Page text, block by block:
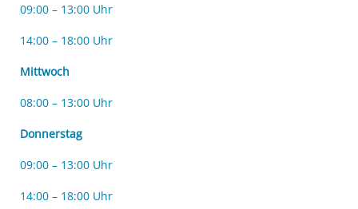
09:00 – 13:00 Uhr
14:00 – 18:00 Uhr
Mittwoch
08:00 – 13:00 Uhr
Donnerstag
09:00 – 13:00 Uhr
14:00 – 18:00 Uhr